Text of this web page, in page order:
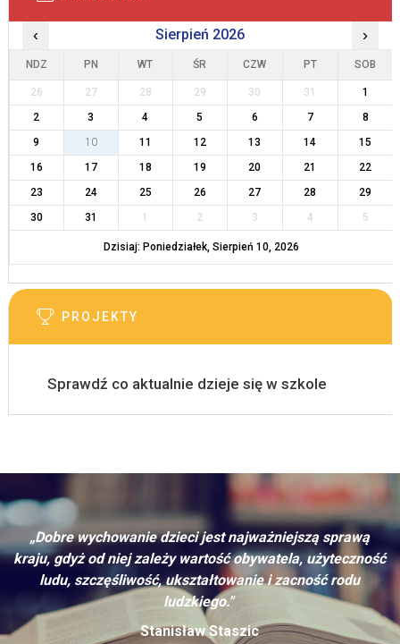
‹ Sierpień 2026 ›
NDZ PN WT ŚR CZW PT SOB
26 27 28 29 30 31
1
2
3 4 5 6 7
8
9
10 11 12 13 14
15
16
17 18 19 20 21
22
23
24 25 26 27 28
29
30
31 1 2 3 4 5
Dzisiaj: Poniedziałek, Sierpień 10, 2026
PROJEKTY
Sprawdź co aktualnie dzieje się w szkole
„Dobre wychowanie dzieci jest najważniejszą sprawą
kraju, gdyż od niej zależy wartość obywatela, użyteczność
ludu, szczęśliwość, ukształtowanie i zacność rodu
ludzkiego."
Stanisław Staszic